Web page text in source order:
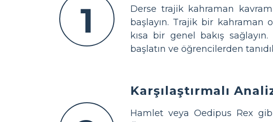
1
Derse trajik kahraman
başlayın. Trajik bir kahraman
kısa bir genel bakış
başlatın ve öğrencilerden
Karşılaştırmalı
Hamlet veya Oedipus Rex